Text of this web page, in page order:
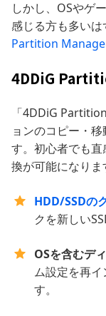
しかし、OSやゲ
感じる方も多い
Partition
4DDiG
「4DDiG
ョンのコピー・
す。初心者でも
換が可能になりま
HDD/SSDの
クを新しい
OSを含むデ
ム設定を再
す。